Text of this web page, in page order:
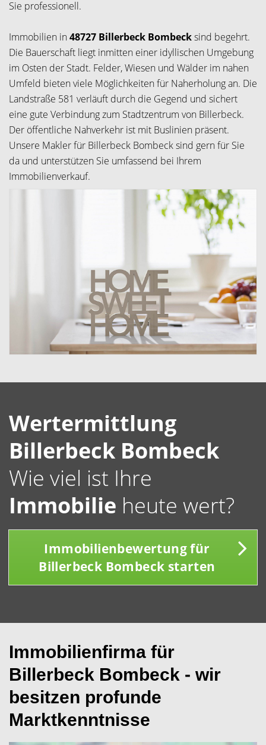
Sie professionell.
Immobilien in48727 Billerbeck Bombecksind begehrt.
Die Bauerschaft liegt inmitten einer idyllischen Umgebung
im Osten der Stadt. Felder, Wiesen und Wälder im nahen
Umfeld bieten viele Möglichkeiten für Naherholung an. Die
Landstraße 581 verläuft durch die Gegend und sichert
eine gute Verbindung zum Stadtzentrum von Billerbeck.
Der öffentliche Nahverkehr ist mit Buslinien präsent.
Unsere Makler für Billerbeck Bombeck sind gern für Sie
da und unterstützen Sie umfassend bei Ihrem
Immobilienverkauf.
Wertermittlung
Billerbeck Bombeck
Wie viel ist Ihre
Immobilie heute wert?
Immobilienbewertung für
Billerbeck Bombeck starten
Immobilienfirma für
Billerbeck Bombeck - wir
besitzen profunde
Marktkenntnisse